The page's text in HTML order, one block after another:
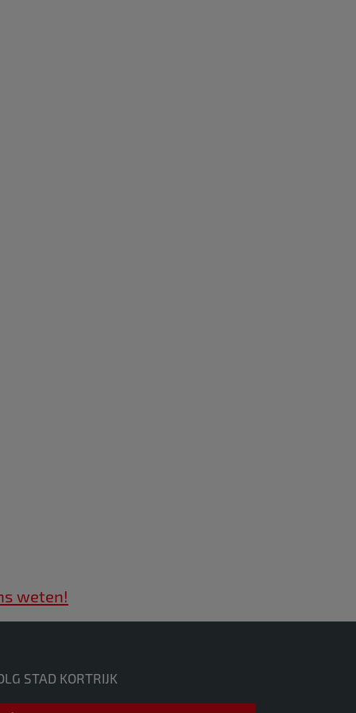
weten!
STAD KORTRIJK